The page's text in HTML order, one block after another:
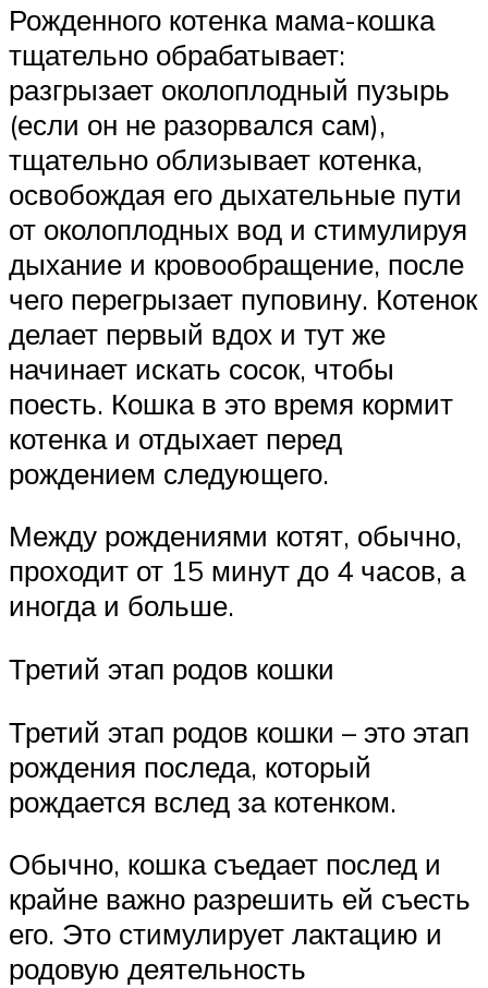
Рожденного котенка мама-кошка
тщательно обрабатывает:
разгрызает околоплодный пузырь
(если он не разорвался сам),
тщательно облизывает котенка,
освобождая его дыхательные пути
от околоплодных вод и стимулируя
дыхание и кровообращение, после
чего перегрызает пуповину. Котенок
делает первый вдох и тут же
начинает искать сосок, чтобы
поесть. Кошка в это время кормит
котенка и отдыхает перед
рождением следующего.
Между рождениями котят, обычно,
проходит от 15 минут до 4 часов, а
иногда и больше.
Третий этап родов кошки
Третий этап родов кошки – это этап
рождения последа, который
рождается вслед за котенком.
Обычно, кошка съедает послед и
крайне важно разрешить ей съесть
его. Это стимулирует лактацию и
родовую деятельность